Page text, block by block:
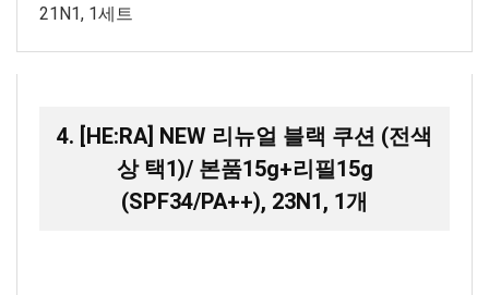
21N1, 1세트
4. [HE:RA] NEW 리뉴얼 블랙 쿠션 (전색
상 택1)/ 본품15g+리필15g
(SPF34/PA++), 23N1, 1개